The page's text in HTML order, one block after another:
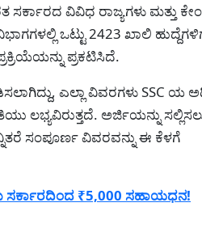
ವಿವಿಧ ರಾಜ್ಯಗಳು ಮತ್ತು
ಒಟ್ಟು 2423 ಖಾಲಿ
ಪ್ರಕಟಿಸಿದೆ.
ಎಲ್ಲಾ ವಿವರಗಳು SSC ಯ
ಲಭ್ಯವಿರುತ್ತದೆ. ಅರ್ಜಿಯನ್ನು
ಸಂಪೂರ್ಣ ವಿವರವನ್ನು ಈ ಕೆಳಗೆ
ಸರ್ಕಾರದಿಂದ ₹5,000 ಸಹಾಯಧನ!